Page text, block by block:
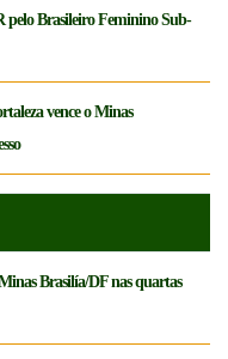
pelo Brasileiro Feminino Sub-
vence o Minas
Brasilía/DF nas quartas